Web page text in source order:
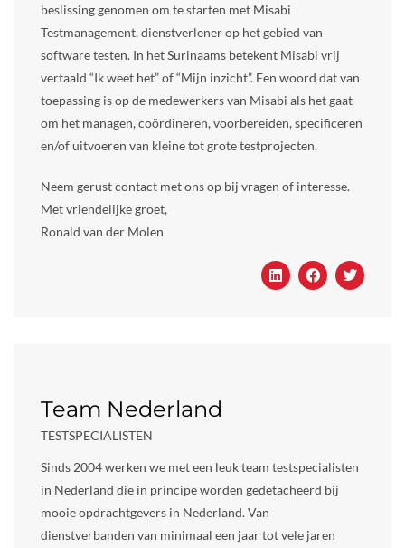
beslissing genomen om te starten met Misabi
Testmanagement, dienstverlener op het gebied van
software testen. In het Surinaams betekent Misabi vrij
vertaald “Ik weet het” of “Mijn inzicht”. Een woord dat van
toepassing is op de medewerkers van Misabi als het gaat
om het managen, coördineren, voorbereiden, specificeren
en/of uitvoeren van kleine tot grote testprojecten.
Neem gerust contact met ons op bij vragen of interesse.
Met vriendelijke groet,
Ronald van der Molen
Team Nederland
TESTSPECIALISTEN
Sinds 2004 werken we met een leuk team testspecialisten
in Nederland die in principe worden gedetacheerd bij
mooie opdrachtgevers in Nederland. Van
dienstverbanden van minimaal een jaar tot vele jaren